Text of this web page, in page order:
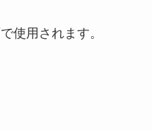
使用されます。